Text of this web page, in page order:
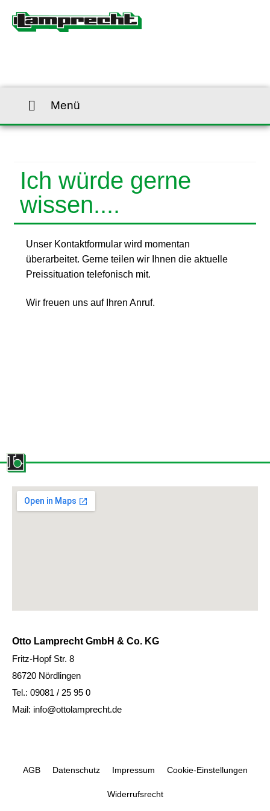
Menü
Ich würde gerne
wissen....
Unser Kontaktformular wird momentan
überarbeitet. Gerne teilen wir Ihnen die aktuelle
Preissituation telefonisch mit.
Wir freuen uns auf Ihren Anruf.
Otto Lamprecht GmbH & Co. KG
Fritz-Hopf Str. 8
86720 Nördlingen
Tel.: 09081 / 25 95 0
Mail: info@ottolamprecht.de
AGB Datenschutz Impressum Cookie-Einstellungen
Widerrufsrecht